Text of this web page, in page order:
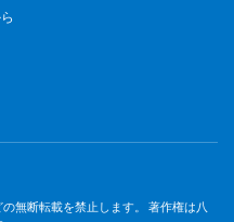
無断転載を禁止します。 著作権は八